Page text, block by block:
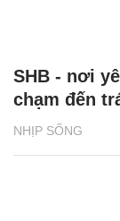
NHỊP SỐNG
SHB - nơi
chạm đến